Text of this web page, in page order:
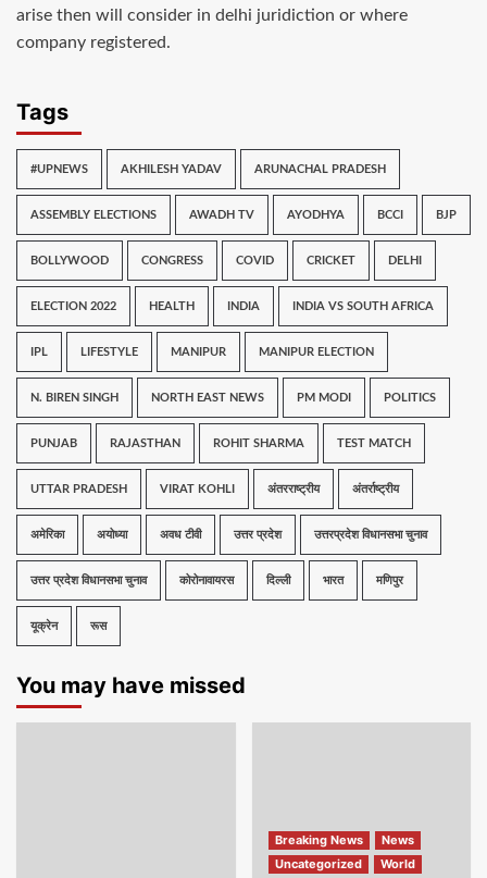
arise then will consider in delhi juridiction or where
company registered.
Tags
#UPNEWS AKHILESH YADAV ARUNACHAL PRADESH
ASSEMBLY ELECTIONS AWADH TV AYODHYA BCCI BJP
BOLLYWOOD CONGRESS COVID CRICKET DELHI
ELECTION 2022 HEALTH INDIA INDIA VS SOUTH AFRICA
IPL LIFESTYLE MANIPUR MANIPUR ELECTION
N. BIREN SINGH NORTH EAST NEWS PM MODI POLITICS
PUNJAB RAJASTHAN ROHIT SHARMA TEST MATCH
UTTAR PRADESH VIRAT KOHLI अंतरराष्ट्रीय अंतर्राष्ट्रीय
अमेरिका अयोध्या अवध टीवी उत्तर प्रदेश उत्तरप्रदेश विधानसभा चुनाव
उत्तर प्रदेश विधानसभा चुनाव कोरोनावायरस दिल्ली भारत मणिपुर
यूक्रेन रूस
You may have missed
Breaking News
News
Uncategorized
World